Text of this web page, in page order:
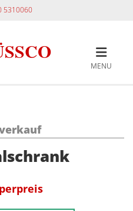
5310060
MENU